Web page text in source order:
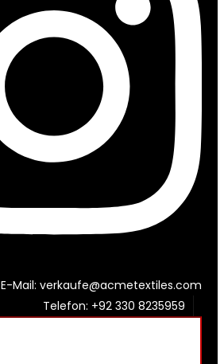
E-Mail: verkaufe@acmetextiles.com
Telefon: +92 330 8235959